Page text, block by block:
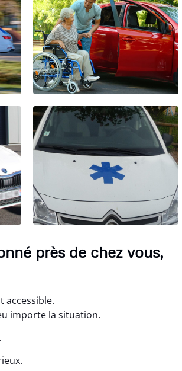
près de chez vous,
accessible.
importe la situation.